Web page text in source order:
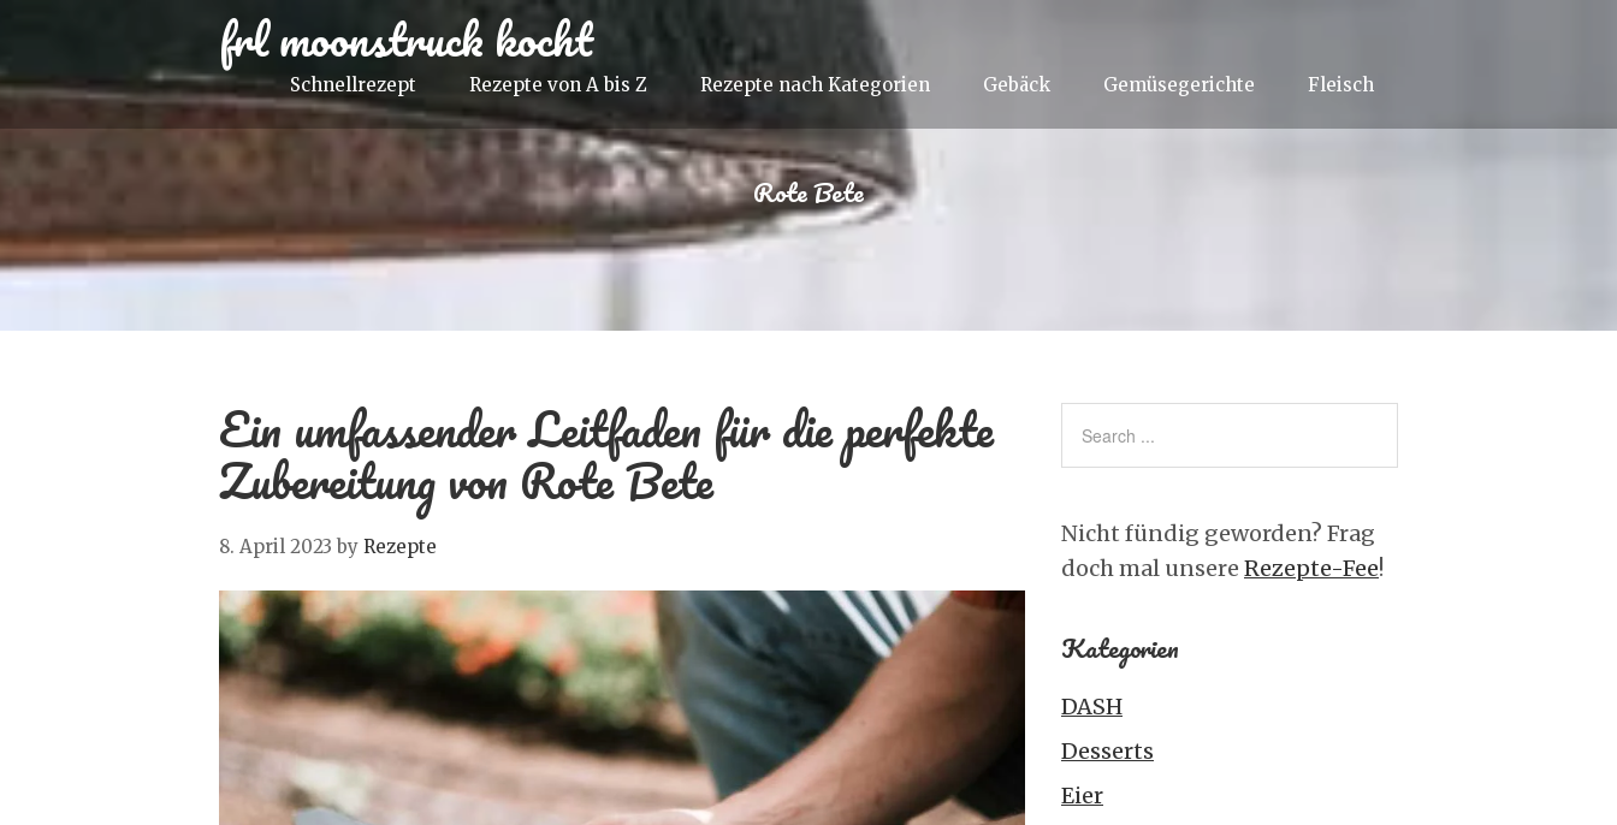
frl moonstruck kocht
Schnellrezept Rezepte von A bis Z Rezepte nach Kategorien Gebäck Gemüsegerichte Fleisch
Rote Bete
Ein umfassender Leitfaden für die perfekte
Zubereitung von Rote Bete
8. April 2023 by Rezepte
Nicht fündig geworden? Frag
doch mal unsere Rezepte-Fee!
Kategorien
DASH
Desserts
Eier